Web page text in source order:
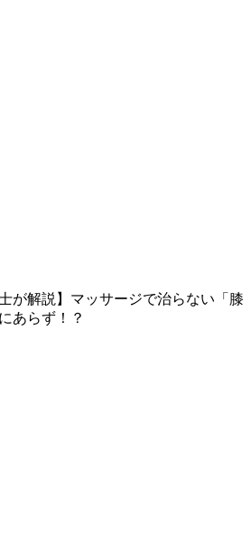
が解説】マッサージで治らない「膝
あらず！？